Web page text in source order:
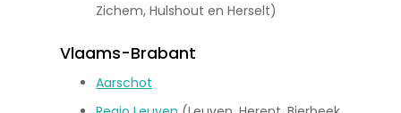
Zichem, Hulshout en Herselt)
Vlaams-Brabant
Aarschot